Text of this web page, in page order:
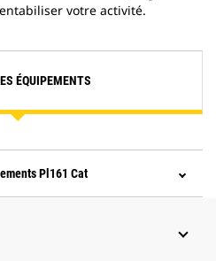
votre activité.
ÉQUIPEMENTS
Pl161 Cat